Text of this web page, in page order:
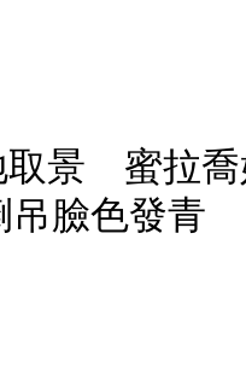
取景 蜜拉
吊臉色發青